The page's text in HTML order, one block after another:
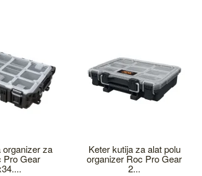
organizer za
Pro Gear
Keter kutija za alat polu
organizer Roc Pro Gear
2...